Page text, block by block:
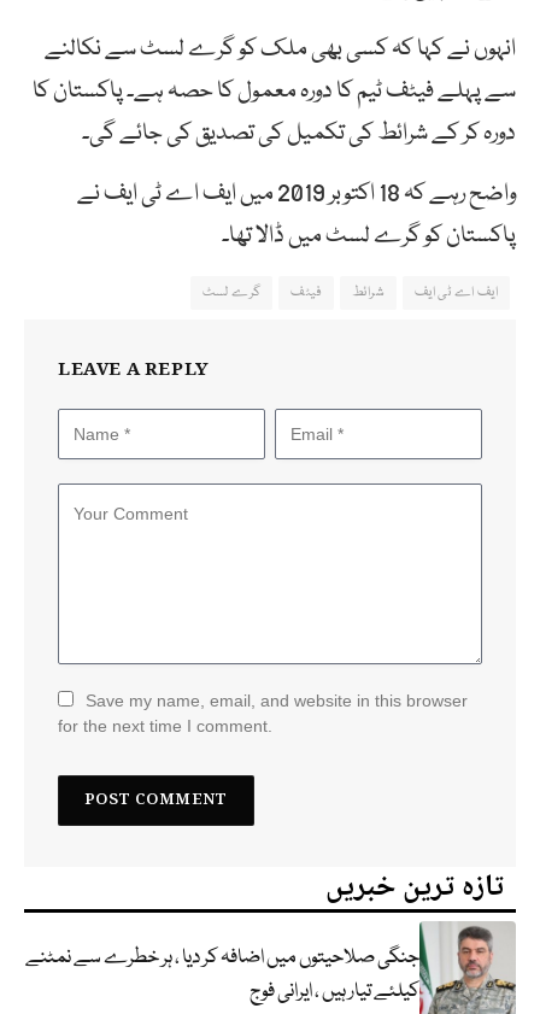
انہوں نے کہا کہ کسی بھی ملک کو گرے لسٹ سے نکالنے
سے پہلے فیٹف ٹیم کا دورہ معمول کا حصہ ہے۔ پاکستان کا
دورہ کر کے شرائط کی تکمیل کی تصدیق کی جائے گی۔
واضح رہے کہ 18 اکتوبر 2019 میں ایف اے ٹی ایف نے
پاکستان کو گرے لسٹ میں ڈالا تھا۔
ایف اے ٹی ایف شرائط فیٹف گرے لسٹ
LEAVE A REPLY
Save my name, email, and website in this browser
for the next time I comment.
تازہ ترین خبریں
جنگی صلاحیتوں میں اضافہ کر دیا ، ہر خطرے سے نمٹنے
کیلئے تیار ہیں ، ایرانی فوج